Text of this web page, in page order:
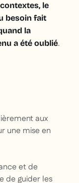
le
besoin fait
la
a été oublié.
aux
une mise en
et de
de guider les